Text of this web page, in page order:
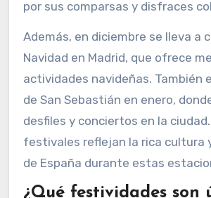
por sus comparsas y disfraces
Además, en diciembre se lleva a
Navidad en Madrid, que ofrece
actividades navideñas. También
de San Sebastián en enero,
desfiles y conciertos en la
festivales reflejan la rica cultura
de España durante estas
¿Qué festividades son